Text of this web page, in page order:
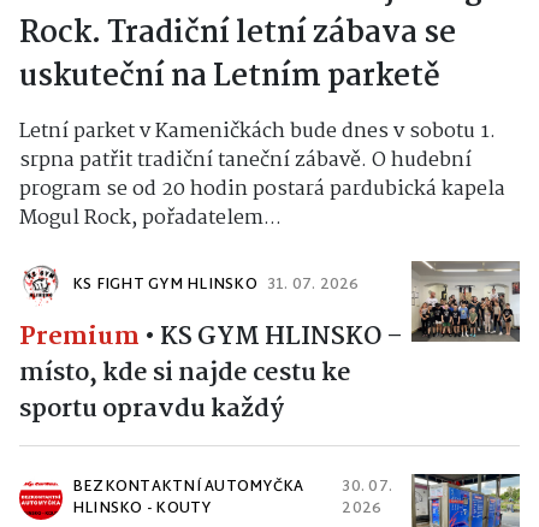
Rock. Tradiční letní zábava se
uskuteční na Letním parketě
Letní parket v Kameničkách bude dnes v sobotu 1.
srpna patřit tradiční taneční zábavě. O hudební
program se od 20 hodin postará pardubická kapela
Mogul Rock, pořadatelem...
KS FIGHT GYM HLINSKO 31. 07. 2026
Premium • KS GYM HLINSKO –
místo, kde si najde cestu ke
sportu opravdu každý
BEZKONTAKTNÍ AUTOMYČKA
HLINSKO - KOUTY
30. 07.
2026